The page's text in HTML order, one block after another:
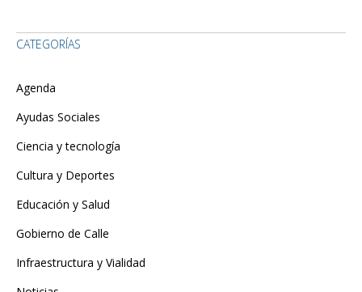
CATEGORÍAS
Agenda
Ayudas Sociales
Ciencia y tecnología
Cultura y Deportes
Educación y Salud
Gobierno de Calle
Infraestructura y Vialidad